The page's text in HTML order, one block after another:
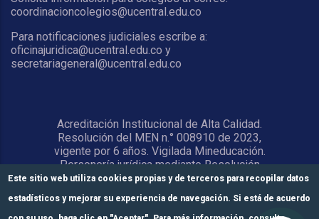
coordinacioncolegios@ucentral.edu.co
Para notificaciones judiciales escribe a:
oficinajuridica@ucentral.edu.co y
secretariageneral@ucentral.edu.co
Acreditación Institucional de Alta Calidad.
Resolución del MEN n.° 008910 de 2023,
vigente por 6 años. Vigilada Mineducación.
Personería jurídica mediante Resolución
1876 del 5 de junio de 1967. Reconocida
como Universidad por el Ministerio de
Educación Nacional mediante Resolución
Este sitio web utiliza cookies propias y de terceros para recopilar datos
estadísticos y mejorar su experiencia de navegación. Si está de acuerdo